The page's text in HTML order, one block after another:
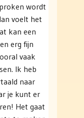
wordt
voelt het
kan een
erg fijn
vaak
Ik heb
naar
je kunt er
Het gaat